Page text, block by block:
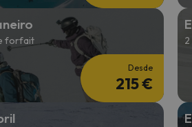
forfait
Desde
215 €